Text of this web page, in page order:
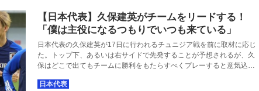
【日本代表】久保建英がチームをリードする！
「僕は主役になるつもりでいつも来ている」
日本代表の久保建英が17日に行われるチュニジア戦を前に取材に応じ
た。トップ下、あるいは右サイドで先発することが予想されるが、久
保はどこで出てもチームに勝利をもたらすべくプレーすると意気込み